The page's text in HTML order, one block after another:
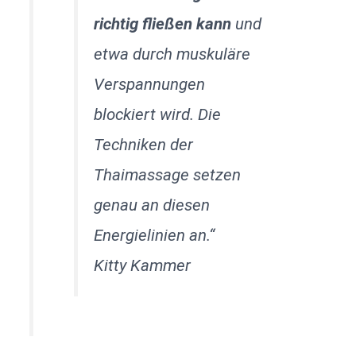
richtig fließen kann und
etwa durch muskuläre
Verspannungen
blockiert wird. Die
Techniken der
Thaimassage setzen
genau an diesen
Energielinien an.“
Kitty Kammer